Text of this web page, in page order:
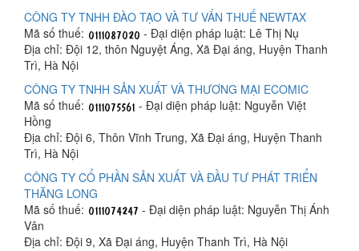
CÔNG TY TNHH ĐÀO TẠO VÀ TƯ VẤN THUẾ NEWTAX
Mã số thuế:
- Đại diện pháp luật: Lê Thị Nụ
Địa chỉ: Đội 12, thôn Nguyệt Áng, Xã Đại áng, Huyện Thanh
Trì, Hà Nội
CÔNG TY TNHH SẢN XUẤT VÀ THƯƠNG MẠI ECOMIC
Mã số thuế:
- Đại diện pháp luật: Nguyễn Việt
Hồng
Địa chỉ: Đội 6, Thôn Vĩnh Trung, Xã Đại áng, Huyện Thanh
Trì, Hà Nội
CÔNG TY CỔ PHẦN SẢN XUẤT VÀ ĐẦU TƯ PHÁT TRIỂN
THĂNG LONG
Mã số thuế:
- Đại diện pháp luật: Nguyễn Thị Ánh
Vân
Địa chỉ: Đội 9, Xã Đại áng, Huyện Thanh Trì, Hà Nội